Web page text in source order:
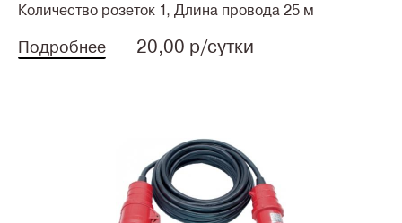
Количество розеток 1, Длина провода 25 м
Подробнее 20,00 р/сутки